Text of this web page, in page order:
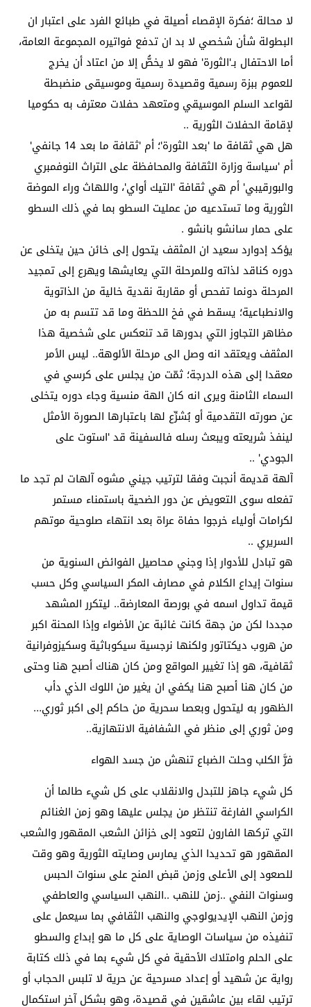
لا محالة ؛فكرة الإقصاء أصيلة في طبائع الفرد على اعتبار ان
البطولة شأن شخصي لا بد ان تدفع فواتيره المجموعة العامة،
أما الاحتفال بـ'الثورة' فهو لا يخصُّ إلا من اعتاد أن يخرج
للعموم ببزة رسمية وقصيدة رسمية وموسيقى منضبطة
لقواعد السلم الموسيقي ومتعهد حفلات معترف به حكوميا
لإقامة الحفلات الثورية ..
هل هي ثقافة ما 'بعد الثورة'؛ أم 'ثقافة ما بعد 14 جانفي'
أم 'سياسة وزارة الثقافة والمحافظة على التراث النوفمبري
والبورقيبي' أم هي ثقافة 'التيك أواي'، واللهاث وراء الموضة
الثورية وما تستدعيه من عمليت السطو بما في ذلك السطو
على حمار سانشو بانشو .
يؤكد إدوارد سعيد ان المثقف يتحول إلى خائن حين يتخلى عن
دوره كناقد لذاته وللمرحلة التي يعايشها ويهرع إلى تمجيد
المرحلة دونما تفحص أو مقاربة نقدية خالية من الذاتوية
والانطباعية؛ يسقط في فخ اللحظة وما قد تتسم به من
مظاهر التجاوز التي بدورها قد تنعكس على شخصية هذا
المثقف ويعتقد انه وصل الى مرحلة الألوهة.. ليس الأمر
معقدا إلى هذه الدرجة؛ ثمّت من يجلس على كرسي في
السماء الثامنة ويرى انه كان الهة منسية وجاء دوره يتخلى
عن صورته التقدمية أو بُشرِّع لها باعتبارها الصورة الأمثل
لينفذ شريعته ويبعث رسله فالسفينة قد 'استوت على
الجودي' ..
آلهة قديمة أنجبت وفقا لترتيب جيني مشوه آلهات لم تجد ما
تفعله سوى التعويض عن دور الضحية باستمناء مستمر
لكرامات أولياء خرجوا حفاة عراة بعد انتهاء صلوحية موتهم
السريري ..
هو تبادل للأدوار إذا وجني محاصيل الفوائض السنوية من
سنوات إيداع الكلام في مصارف المكر السياسي وكل حسب
قيمة تداول اسمه في بورصة المعارضة.. ليتكرر المشهد
مجددا لكن من جهة كانت غائبة عن الأضواء وإذا المحنة اكبر
من هروب ديكتاتور ولكنها نرجسية سيكوباثية وسكيزوفرانية
ثقافية، هو إذا تغيير المواقع ومن كان هناك أصبح هنا وحتى
من كان هنا أصبح هنا يكفي ان يغير من اللوك الذي دأب
الظهور به ليتحول وبعصا سحرية من حاكم إلى اكبر ثوري…
ومن ثوري إلى منظر في الشفافية الانتهازية..
فرَّ الكلب وحلت الضباع تنهش من جسد الهواء
كل شيء جاهز للتبدل والانقلاب على كل شيء طالما أن
الكراسي الفارغة تنتظر من يجلس عليها وهو زمن الغنائم
التي تركها الفارون لتعود إلى خزائن الشعب المقهور والشعب
المقهور هو تحديدا الذي يمارس وصايته الثورية وهو وقت
للصعود إلى الأعلى وزمن قبض المنح على سنوات الحبس
وسنوات النفي ..زمن للنهب ..النهب السياسي والعاطفي
وزمن النهب الإيديولوجي والنهب الثقافي بما سيعمل على
تنفيذه من سياسات الوصاية على كل ما هو إبداع والسطو
على الحلم وامتلاك الأحقية في كل شيء بما في ذلك كتابة
رواية عن شهيد أو إعداد مسرحية عن حرية لا تلبس الحجاب أو
ترتيب لقاء بين عاشقين في قصيدة، وهو بشكل آخر استكمال